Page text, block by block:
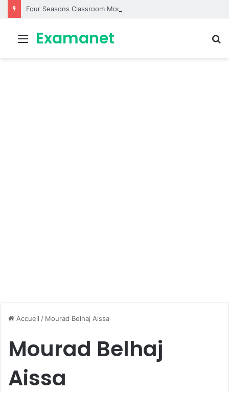
Menu
Examanet
Accueil / Mourad Belhaj Aissa
Mourad Belhaj
Aissa